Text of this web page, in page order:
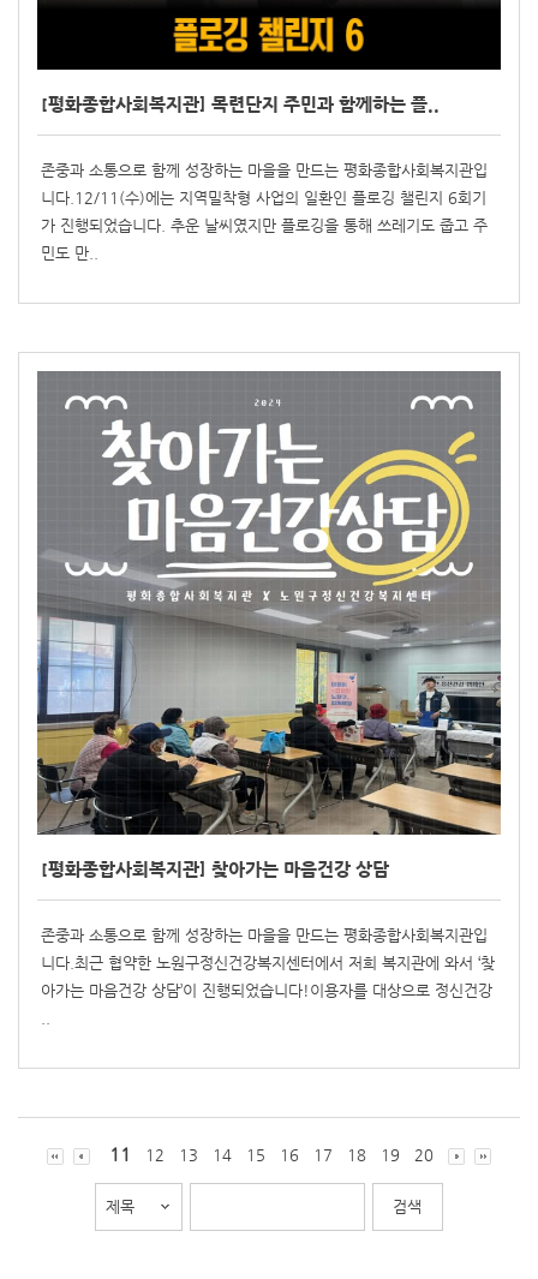
[평화종합사회복지관] 목련단지 주민과 함께하는 플..
존중과 소통으로 함께 성장하는 마을을 만드는 평화종합사회복지관입
니다.12/11(수)에는 지역밀착형 사업의 일환인 플로깅 챌린지 6회기
가 진행되었습니다. 추운 날씨였지만 플로깅을 통해 쓰레기도 줍고 주
민도 만..
[평화종합사회복지관] 찾아가는 마음건강 상담
존중과 소통으로 함께 성장하는 마을을 만드는 평화종합사회복지관입
니다.최근 협약한 노원구정신건강복지센터에서 저희 복지관에 와서 ‘찾
아가는 마음건강 상담’이 진행되었습니다!이용자를 대상으로 정신건강
11 12 13 14 15 16 17 18 19 20